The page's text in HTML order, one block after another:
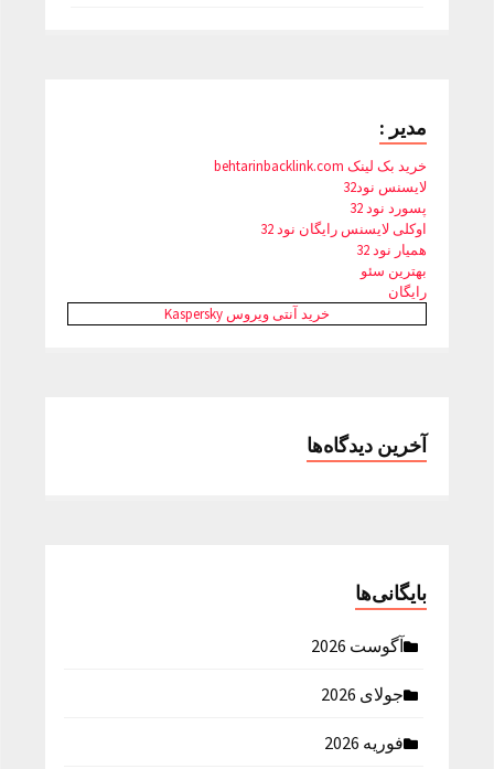
مدیر :
خرید بک لینک behtarinbacklink.com
لایسنس نود32
پسورد نود 32
اوکلی لایسنس رایگان نود 32
همیار نود 32
بهترین سئو
رایگان
خرید آنتی ویروس Kaspersky
آخرین دیدگاه‌ها
بایگانی‌ها
آگوست 2026
جولای 2026
فوریه 2026